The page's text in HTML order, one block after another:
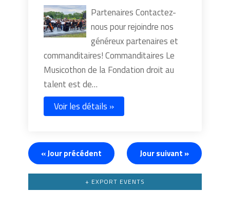
Partenaires Contactez-
nous pour rejoindre nos
généreux partenaires et
commanditaires! Commanditaires Le
Musicothon de la Fondation droit au
talent est de…
Voir les détails »
«Jour précédent Jour suivant »
+ EXPORT EVENTS